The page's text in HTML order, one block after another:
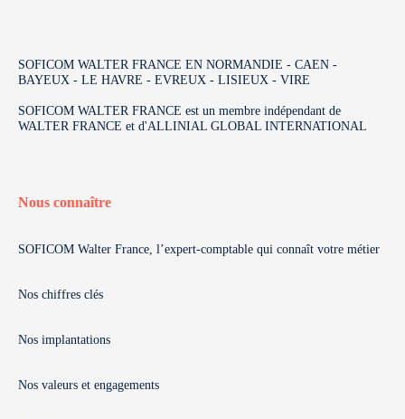
SOFICOM WALTER FRANCE EN NORMANDIE - CAEN -
BAYEUX - LE HAVRE - EVREUX - LISIEUX - VIRE
SOFICOM WALTER FRANCE est un membre indépendant de
WALTER FRANCE et d'ALLINIAL GLOBAL INTERNATIONAL
Nous connaître
SOFICOM Walter France, l’expert-comptable qui connaît votre métier
Nos chiffres clés
Nos implantations
Nos valeurs et engagements